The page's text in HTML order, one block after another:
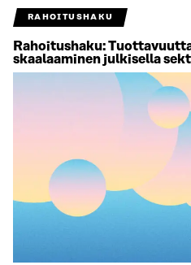
RAHOITUSHAKU
Rahoitushaku:
skaalaaminen julkisella